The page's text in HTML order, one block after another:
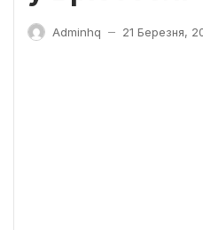
Adminhq — 21 Березня,